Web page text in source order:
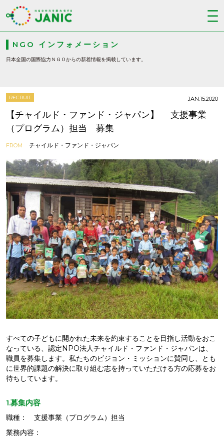
NGO インフォメーション
日本全国の国際協力ＮＧＯからの新着情報を掲載しています。
RECRUIT
【チャイルド・ファンド・ジャパン】 支援事業
（プログラム）担当 募集
FROM チャイルド・ファンド・ジャパン
JAN.15.2020
すべての子どもに開かれた未来を約束することを目指し活動をおこ
なっている、認定NPO法人チャイルド・ファンド・ジャパンは、
職員を募集します。私たちのビジョン・ミッションに賛同し、とも
に世界的課題の解決に取り組む志を持っていただける方の応募をお
待ちしています。
1.募集内容
職種： 支援事業（プログラム）担当
業務内容：